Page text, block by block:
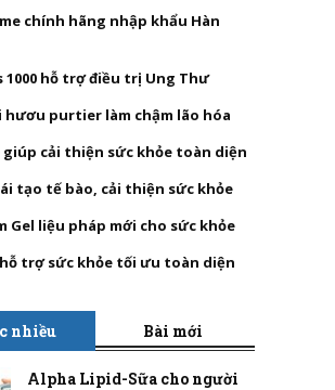
chính hãng nhập khẩu Hàn
1000 hỗ trợ điều trị Ung Thư
hươu purtier làm chậm lão hóa
giúp cải thiện sức khỏe toàn diện
tạo tế bào, cải thiện sức khỏe
Gel liệu pháp mới cho sức khỏe
hỗ trợ sức khỏe tối ưu toàn diện
nhiều Bài mới
Alpha Lipid-Sữa cho người